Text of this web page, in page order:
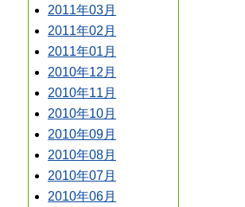
2011年03月
2011年02月
2011年01月
2010年12月
2010年11月
2010年10月
2010年09月
2010年08月
2010年07月
2010年06月